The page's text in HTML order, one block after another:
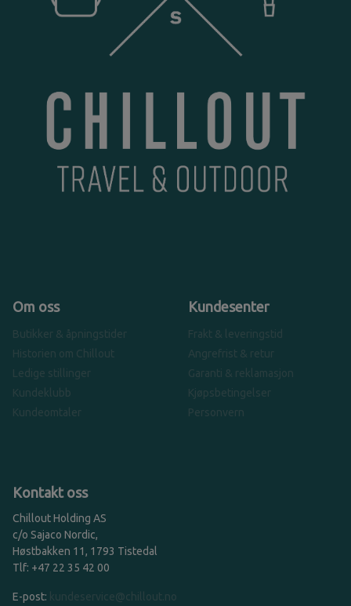
Om oss
Butikker & åpningstider
Historien om Chillout
Ledige stillinger
Kundeklubb
Kundeomtaler
Kundesenter
Frakt & leveringstid
Angrefrist & retur
Garanti & reklamasjon
Kjøpsbetingelser
Personvern
Kontakt oss
Chillout Holding AS
c/o Sajaco Nordic,
Høstbakken 11, 1793 Tistedal
Tlf: +47 22 35 42 00
E-post: kundeservice@chillout.no